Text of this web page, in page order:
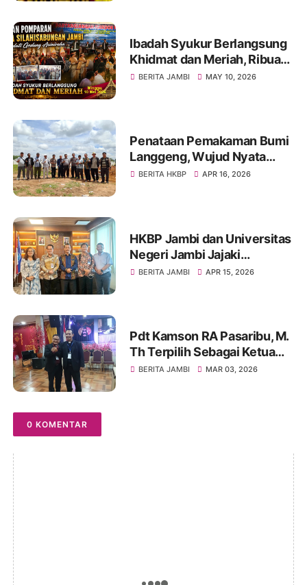
Ibadah Syukur Berlangsung
Khidmat dan Meriah, Ribuan
Pomparan Raja
BERITA JAMBI MAY 10, 2026
Penataan Pemakaman Bumi
Langgeng, Wujud Nyata
Pelayanan dan
BERITA HKBP APR 16, 2026
HKBP Jambi dan Universitas
Negeri Jambi Jajaki
Kolaborasi Strategis
BERITA JAMBI APR 15, 2026
Pdt Kamson RA Pasaribu, M.
Th Terpilih Sebagai Ketua
Umum PGIW Jambi Periode
BERITA JAMBI MAR 03, 2026
0 KOMENTAR